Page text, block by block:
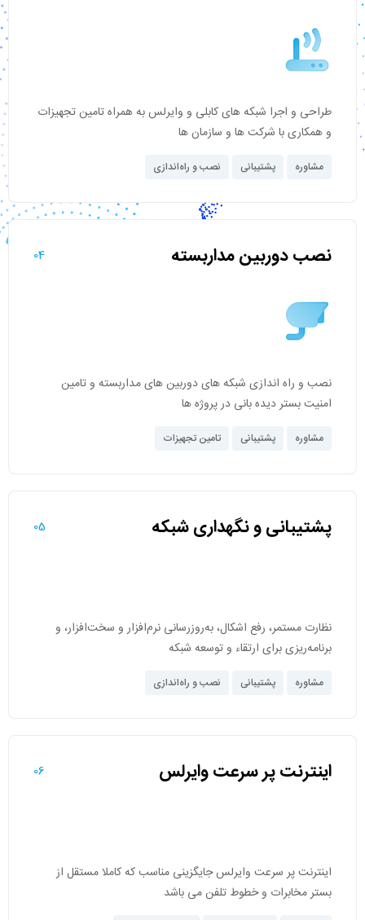
طراحی و اجرا شبکه های کابلی و وایرلس به همراه تامین تجهیزات
و همکاری با شرکت ها و سازمان ها
مشاوره پشتیبانی نصب و راه‌اندازی
نصب دوربین مداربسته 04
نصب و راه اندازی شبکه های دوربین های مداربسته و تامین
امنیت بستر دیده بانی در پروژه ها
مشاوره پشتیبانی تامین تجهیزات
پشتیبانی و نگهداری شبکه 05
نظارت مستمر، رفع اشکال، به‌روزرسانی نرم‌افزار و سخت‌افزار، و
برنامه‌ریزی برای ارتقاء و توسعه شبکه
مشاوره پشتیبانی نصب و راه‌اندازی
اینترنت پر سرعت وایرلس 06
اینترنت پر سرعت وایرلس جایگزینی مناسب که کاملا مستقل از
بستر مخابرات و خطوط تلفن می باشد